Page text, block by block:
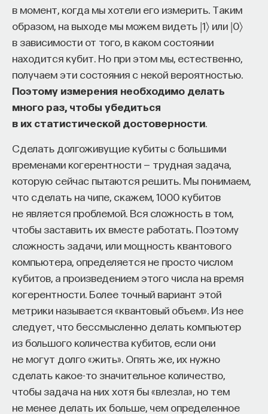
в момент, когда мы хотели его измерить. Таким
образом, на выходе мы можем видеть |1〉 или |0〉
в зависимости от того, в каком состоянии
находится кубит. Но при этом мы, естественно,
получаем эти состояния с некой вероятностью.
Поэтому измерения необходимо делать
много раз, чтобы убедиться
в их статистической достоверности
Сделать долгоживущие кубиты с большими
временами когерентности — трудная задача,
которую сейчас пытаются решить. Мы понимаем,
что сделать на чипе, скажем, 1000 кубитов
не является проблемой. Вся сложность в том,
чтобы заставить их вместе работать. Поэтому
сложность задачи, или мощность квантового
компьютера, определяется не просто числом
кубитов, а произведением этого числа на время
когерентности. Более точный вариант этой
метрики называется «квантовый объем». Из нее
следует, что бессмысленно делать компьютер
из большого количества кубитов, если они
не могут долго «жить». Опять же, их нужно
сделать какое-то значительное количество,
чтобы задача на них хотя бы «влезла», но тем
не менее делать их больше, чем определенное